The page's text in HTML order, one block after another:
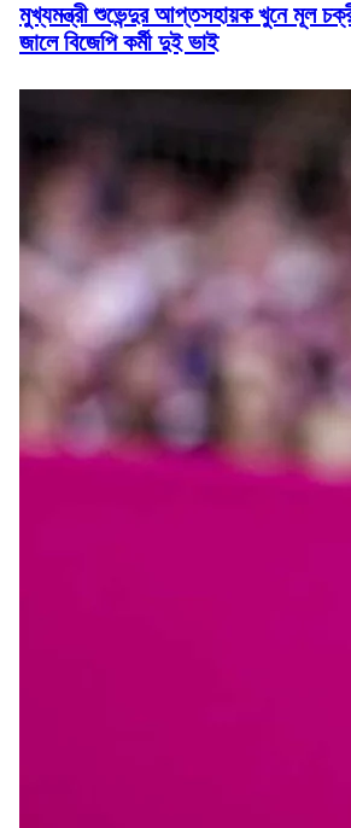
মুখ্যমন্ত্রী শুভেন্দুর আপ্তসহায়ক খুনে মূল
জালে বিজেপি কর্মী দুই ভাই